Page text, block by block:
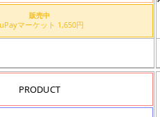
販売中
auPayマーケット 1,650円
PRODUCT